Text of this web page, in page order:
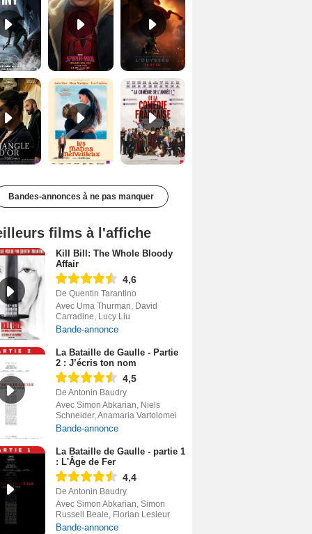
Le Triangle d'or Bande-annonce VF De la Comédie-Française Teaser VF
Bandes-annonces à ne pas manquer
films à l'affiche
Kill Bill: The Whole Bloody
Affair
4,6
De Quentin Tarantino
Avec Uma Thurman, David
Carradine, Lucy Liu
Bande-annonce
La Bataille de Gaulle - Partie
2 : J’écris ton nom
4,5
De Antonin Baudry
Avec Simon Abkarian, Niels
Schneider, Anamaria Vartolomei
Bande-annonce
La Bataille de Gaulle - partie 1
: L'Âge de Fer
4,4
De Antonin Baudry
Avec Simon Abkarian, Simon
Russell Beale, Florian Lesieur
Bande-annonce